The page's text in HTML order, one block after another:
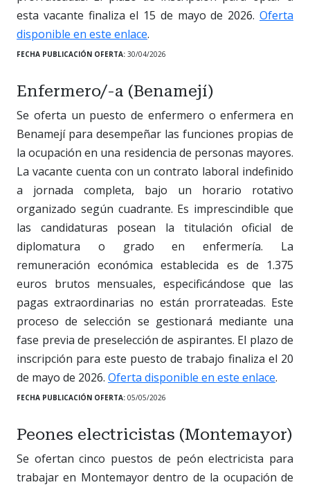
esta vacante finaliza el 15 de mayo de 2026. Oferta
disponible en este enlace.
FECHA PUBLICACIÓN OFERTA: 30/04/2026
Enfermero/-a (Benamejí)
Se oferta un puesto de enfermero o enfermera en
Benamejí para desempeñar las funciones propias de
la ocupación en una residencia de personas mayores.
La vacante cuenta con un contrato laboral indefinido
a jornada completa, bajo un horario rotativo
organizado según cuadrante. Es imprescindible que
las candidaturas posean la titulación oficial de
diplomatura o grado en enfermería. La
remuneración económica establecida es de 1.375
euros brutos mensuales, especificándose que las
pagas extraordinarias no están prorrateadas. Este
proceso de selección se gestionará mediante una
fase previa de preselección de aspirantes. El plazo de
inscripción para este puesto de trabajo finaliza el 20
de mayo de 2026. Oferta disponible en este enlace.
FECHA PUBLICACIÓN OFERTA: 05/05/2026
Peones electricistas (Montemayor)
Se ofertan cinco puestos de peón electricista para
trabajar en Montemayor dentro de la ocupación de